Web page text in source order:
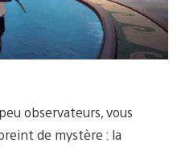
observateurs, vous
de mystère : la